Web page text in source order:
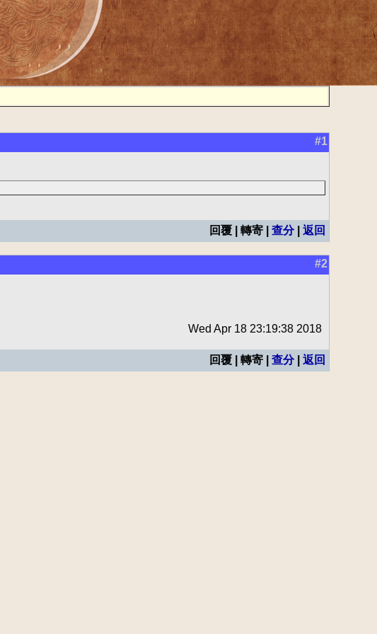
#1
回覆 | 轉寄 | 查分| 返回
#2
Wed Apr 18 23:19:38 2018
回覆 | 轉寄 | 查分| 返回